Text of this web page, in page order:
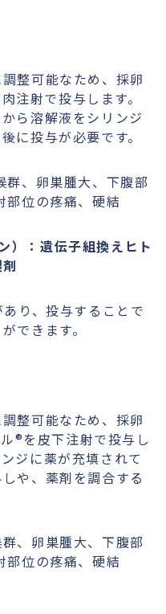
整可能なため、採卵
注射で投与します。
ら溶解液をシリンジ
に投与が必要です。
群、卵巣腫大、下腹部
部位の疼痛、硬結
）：遺伝子組換えヒト
り、投与することで
できます。
整可能なため、採卵
®︎を皮下注射で投与し
ジに薬が充填されて
や、薬剤を調合する
、卵巣腫大、下腹部
部位の疼痛、硬結